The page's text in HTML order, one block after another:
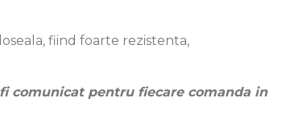
fiind foarte rezistenta,
comunicat pentru fiecare comanda in